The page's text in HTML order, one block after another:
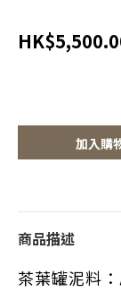
加入購
商品描述
茶葉罐泥料